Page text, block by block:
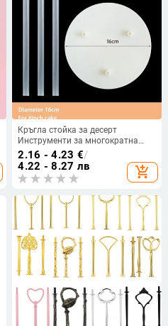
Кръгла стойка за десерт
Инструменти за многократна
употреба за печене на торти
Лесни за почистване Рамка за
украса на торти за храна
Консумативи за печене
Многопластова
2.16 - 4.23 €/
4.22 - 8.27 лв
add_shopping_cart